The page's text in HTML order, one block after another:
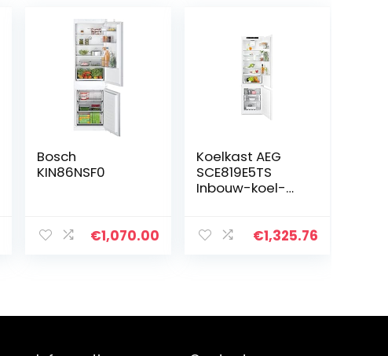
Bosch
KIN86NSF0
€1,070.00
Koelkast AEG
SCE819E5TS
Inbouw-koel-
€1,325.76